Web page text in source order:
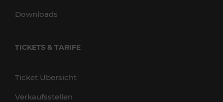
Downloads
TICKETS & TARIFE
Ticket Übersicht
Verkaufsstellen